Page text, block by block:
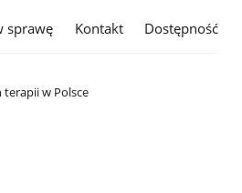
sprawę Kontakt Dostępność
terapii w Polsce